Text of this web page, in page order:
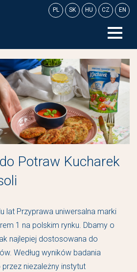
PL SK HU CZ EN
Potraw Kucharek
lat Przyprawa uniwersalna marki
1 na polskim rynku. Dbamy o
najlepiej dostosowana do
Według wyników badania
niezależny instytut